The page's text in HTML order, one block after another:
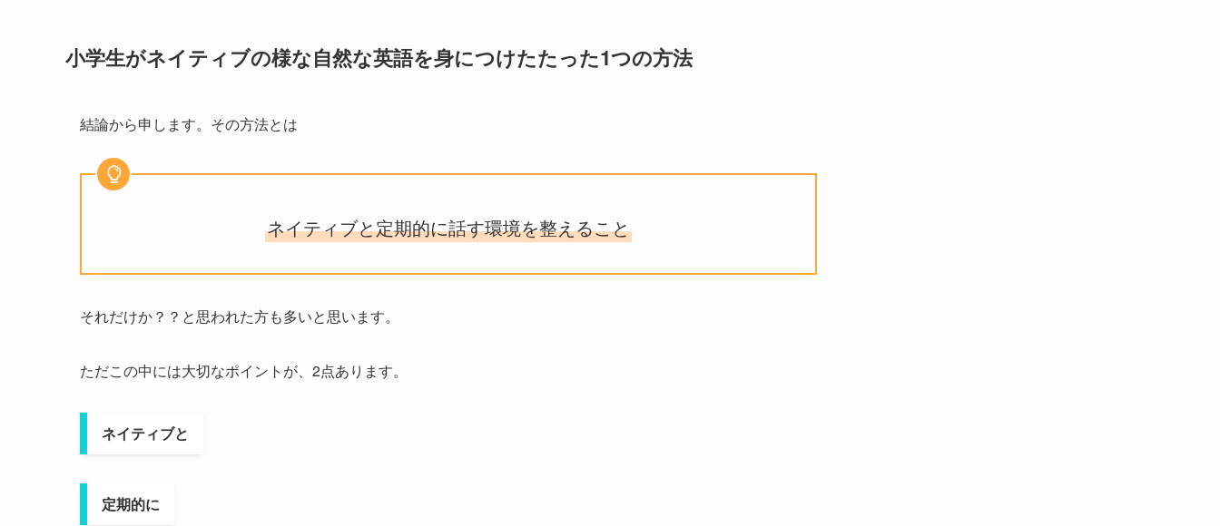
小学生がネイティブの様な自然な英語を身につけたたった1つの方法
結論から申します。その方法とは
ネイティブと定期的に話す環境を整えること
それだけか？？と思われた方も多いと思います。
ただこの中には大切なポイントが、2点あります。
ネイティブと
定期的に